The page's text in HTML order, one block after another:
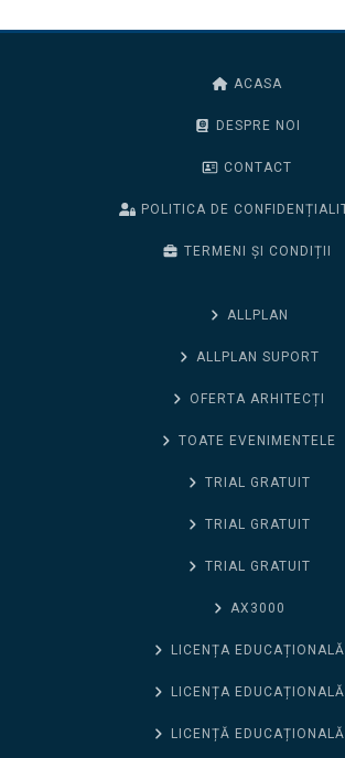
ACASA
DESPRE NOI
CONTACT
POLITICA DE
TERMENI ȘI CONDIȚII
ALLPLAN
ALLPLAN SUPORT
OFERTA ARHITECȚI
TOATE EVENIMENTELE
TRIAL GRATUIT
TRIAL GRATUIT
TRIAL GRATUIT
AX3000
LICENȚA EDUCAȚIONALĂ
LICENȚA EDUCAȚIONALĂ
LICENȚĂ EDUCAȚIONALĂ